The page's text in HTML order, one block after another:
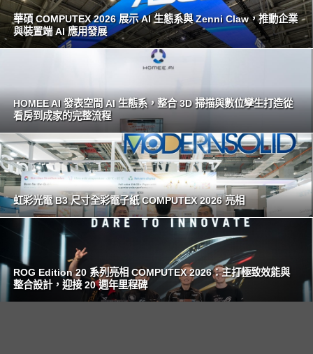
華碩 COMPUTEX 2026 展示 AI 生態系與 Zenni Claw，推動企業
與裝置端 AI 應用發展
HOMEE AI 發表空間 AI 生態系，整合 3D 掃描與數位孿生打造從
看房到成家的完整流程
虹彩光電 B3 尺寸全彩電子紙 COMPUTEX 2026 亮相
ROG Edition 20 系列亮相 COMPUTEX 2026：主打極致效能與
整合設計，迎接 20 週年里程碑